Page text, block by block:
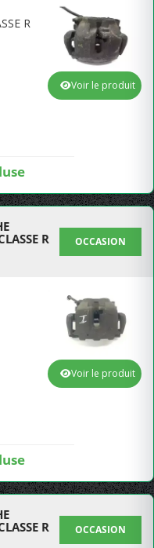
R
Voir le produit
R
OCCASION
Voir le produit
R
OCCASION